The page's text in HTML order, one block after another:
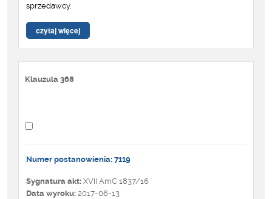
sprzedawcy.
czytaj więcej
Klauzula 368
Numer postanowienia: 7119
Sygnatura akt: XVII AmC 1837/16
Data wyroku: 2017-06-13